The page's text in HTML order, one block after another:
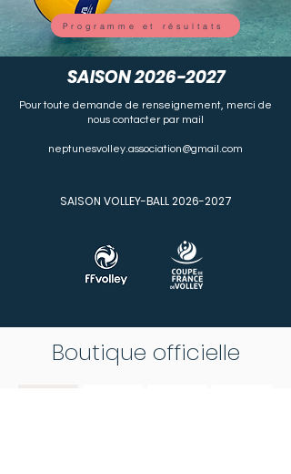
Programme et résultats
SAISON2026-2027
Pour toute demande de renseignement, merci de
nous contacter par mail
neptunesvolley.association@gmail.com
SAISON VOLLEY-BALL2026-2027
Boutique officielle